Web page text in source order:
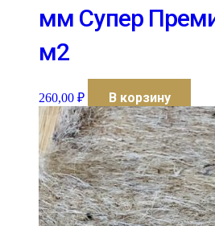
мм Супер
м2
260,00 ₽ В корзину